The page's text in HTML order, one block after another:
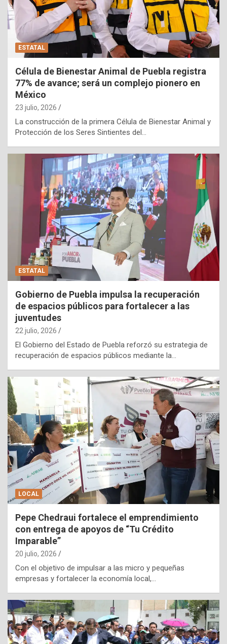
ESTATAL
Célula de Bienestar Animal de Puebla registra
77% de avance; será un complejo pionero en
México
23 julio, 2026
La construcción de la primera Célula de Bienestar Animal y
Protección de los Seres Sintientes del…
ESTATAL
Gobierno de Puebla impulsa la recuperación
de espacios públicos para fortalecer a las
juventudes
22 julio, 2026
El Gobierno del Estado de Puebla reforzó su estrategia de
recuperación de espacios públicos mediante la…
LOCAL
Pepe Chedraui fortalece el emprendimiento
con entrega de apoyos de “Tu Crédito
Imparable”
20 julio, 2026
Con el objetivo de impulsar a las micro y pequeñas
empresas y fortalecer la economía local,…